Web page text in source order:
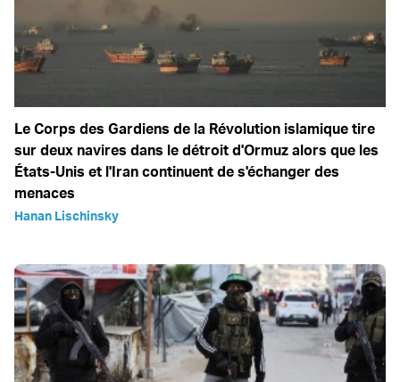
Le Corps des Gardiens de la Révolution islamique tire
sur deux navires dans le détroit d'Ormuz alors que les
États-Unis et l'Iran continuent de s'échanger des
menaces
Hanan Lischinsky